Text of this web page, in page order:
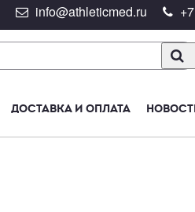
info@athleticmed.ru
ДОСТАВКА И ОПЛАТА